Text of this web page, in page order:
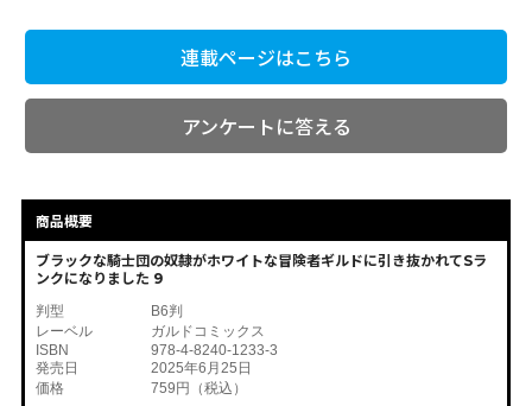
連載ページはこちら
アンケートに答える
商品概要
ブラックな騎士団の奴隷がホワイトな冒険者ギルドに引き抜かれてSラ
ンクになりました 9
判型
B6判
レーベル
ガルドコミックス
ISBN
978-4-8240-1233-3
発売日
2025年6月25日
価格
759円（税込）